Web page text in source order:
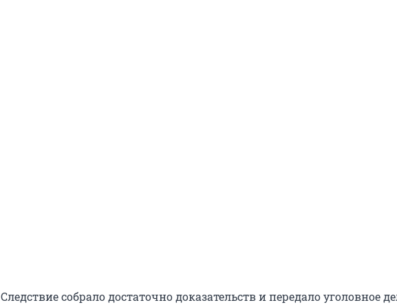
Следствие собрало достаточно доказательств и передало уголовное